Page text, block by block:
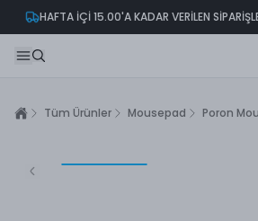
HAFTA İÇİ 15.00'A KADAR VERİLEN
Tüm Ürünler Mousepad Poron